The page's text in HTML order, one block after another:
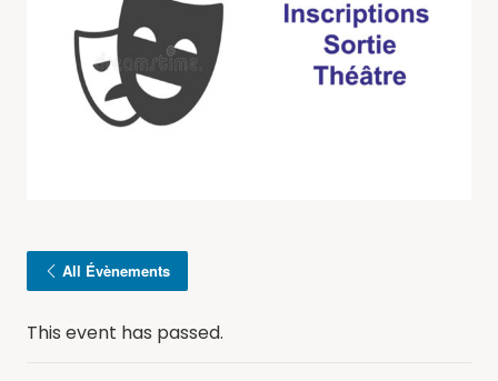
All Évènements
This event has passed.